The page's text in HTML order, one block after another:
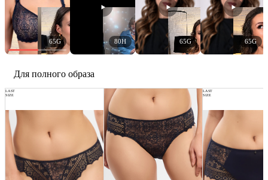
65G 80H 65G 65G
Для полного образа
LAST
SIZE
LAST
SIZE